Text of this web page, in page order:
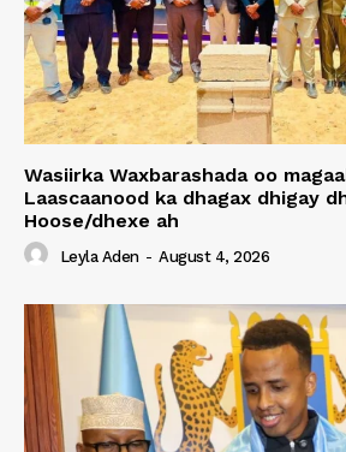
Wasiirka Waxbarashada oo
Laascaanood ka dhagax dhigay
Hoose/dhexe ah
Leyla Aden - August 4, 2026